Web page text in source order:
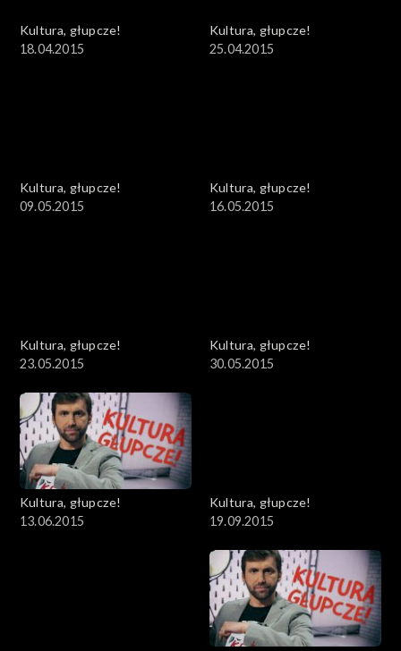
Kultura, głupcze!
18.04.2015
Kultura, głupcze!
25.04.2015
Kultura, głupcze!
09.05.2015
Kultura, głupcze!
16.05.2015
Kultura, głupcze!
23.05.2015
Kultura, głupcze!
30.05.2015
Kultura, głupcze!
13.06.2015
Kultura, głupcze!
19.09.2015